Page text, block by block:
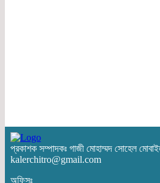
প্রকাশক সম্পাদকঃ গাজী মোহাম্মদ সোহেল
kalerchitro@gmail.com
অফিসঃ